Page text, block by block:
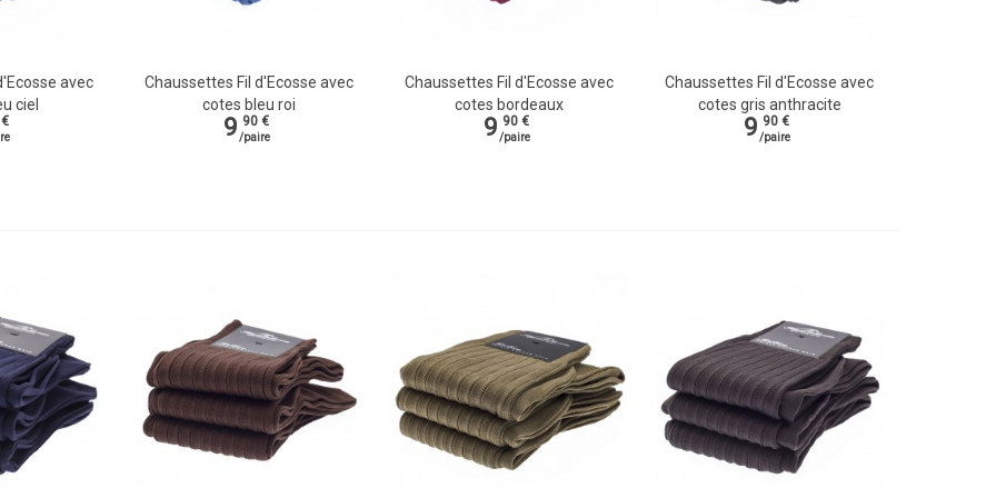
avec
ciel
Vue rapide
Chaussettes Fil d'Ecosse avec
cotes bleu roi
9 90 €
/paire
Vue rapide
Chaussettes Fil d'Ecosse avec
cotes bordeaux
9 90 €
/paire
Vue rapide
Chaussettes Fil d'Ecosse avec
cotes gris anthracite
9 90 €
/paire